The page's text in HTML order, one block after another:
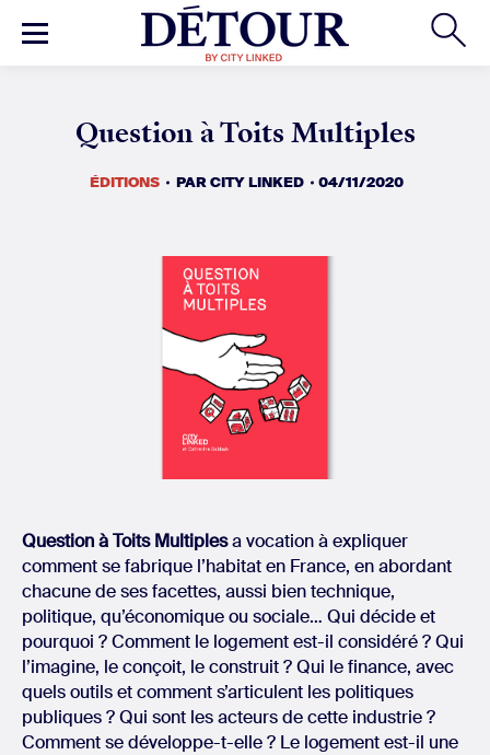
ÉDITIONS PARCITY LINKED 04/11/2020
Question à Toits Multiplesa vocation à expliquer
comment se fabrique l’habitat en France, en abordant
chacune de ses facettes, aussi bien technique,
politique, qu’économique ou sociale… Qui décide et
pourquoi ? Comment le logement est-il considéré ? Qui
l’imagine, le conçoit, le construit ? Qui le finance, avec
quels outils et comment s’articulent les politiques
publiques ? Qui sont les acteurs de cette industrie ?
Comment se développe-t-elle ? Le logement est-il une